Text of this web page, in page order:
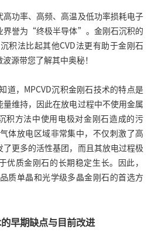
功率、高频、高温及低功率损耗电子
界誉为“终极半导体”。金刚石沉积的
积法比起其他CVD法更有助于金刚石
波源带您了解其中奥秘！
道，MPCVD沉积金刚石技术的特点是
维持，因此在放电过程中不使用金属
积方法中使用电极对金刚石造成的污
体放电区域非常集中，不仅刺激了高
更多的活性基团，而且其放电过程极
优质金刚石的长期稳定生长。因此，
质单晶和光学级多晶金刚石的首选方
早期缺点与目前改进